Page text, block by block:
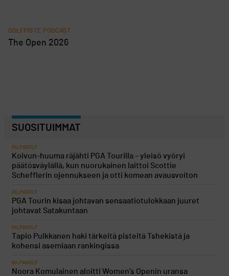
GOLFPISTE PODCAST
The Open 2026
SUOSITUIMMAT
KILPAGOLF
Koivun-huuma räjähti PGA Tourilla – yleisö vyöryi
päätösväylällä, kun nuorukainen laittoi Scottie
Schefflerin ojennukseen ja otti komean avausvoiton
KILPAGOLF
PGA Tourin kisaa johtavan sensaatiotulokkaan juuret
johtavat Satakuntaan
KILPAGOLF
Tapio Pulkkanen haki tärkeitä pisteitä Tshekistä ja
kohensi asemiaan rankingissa
KILPAGOLF
Noora Komulainen aloitti Women’s Openin uransa